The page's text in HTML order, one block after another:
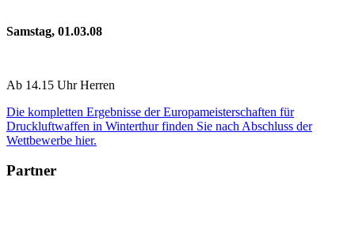
Samstag, 01.03.08
Ab 14.15 Uhr Herren
Die kompletten Ergebnisse der Europameisterschaften für
Druckluftwaffen in Winterthur finden Sie nach Abschluss der
Wettbewerbe hier.
Partner